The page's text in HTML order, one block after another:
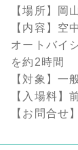
【場所】
【内容】空
オートバイ
を約2時間
【対象】一
【入場料】
【お問合